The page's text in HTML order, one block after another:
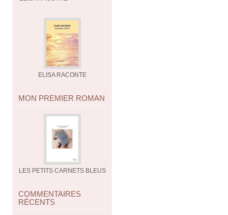
ELISA RACONTE
MON PREMIER ROMAN
LES PETITS CARNETS BLEUS
COMMENTAIRES
RÉCENTS